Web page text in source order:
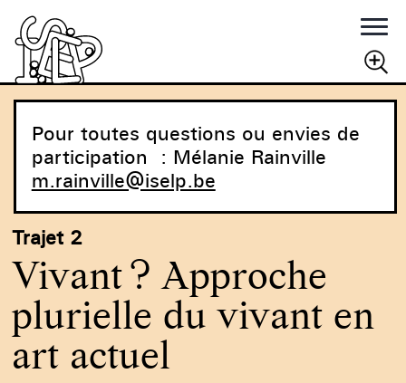
RECHERCHER
Pour toutes questions ou envies de
participation : Mélanie Rainville
m.rainville@iselp.be
Trajet 2
Vivant ? Approche
plurielle du vivant en
art actuel